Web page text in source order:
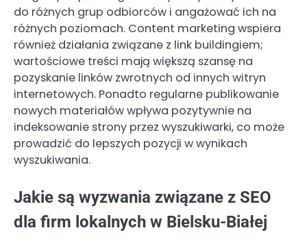
do różnych grup odbiorców i angażować ich na
różnych poziomach. Content marketing wspiera
również działania związane z link buildingiem;
wartościowe treści mają większą szansę na
pozyskanie linków zwrotnych od innych witryn
internetowych. Ponadto regularne publikowanie
nowych materiałów wpływa pozytywnie na
indeksowanie strony przez wyszukiwarki, co może
prowadzić do lepszych pozycji w wynikach
wyszukiwania.
Jakie są wyzwania związane z SEO
dla firm lokalnych w Bielsku-Białej